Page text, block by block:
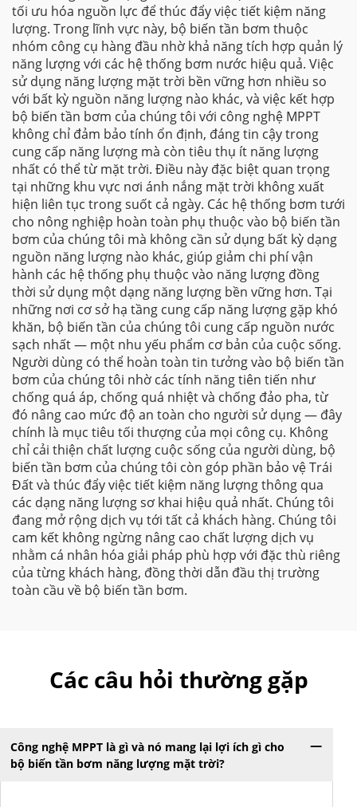
tối ưu hóa nguồn lực để thúc đẩy việc tiết kiệm năng
lượng. Trong lĩnh vực này, bộ biến tần bơm thuộc
nhóm công cụ hàng đầu nhờ khả năng tích hợp quản lý
năng lượng với các hệ thống bơm nước hiệu quả. Việc
sử dụng năng lượng mặt trời bền vững hơn nhiều so
với bất kỳ nguồn năng lượng nào khác, và việc kết hợp
bộ biến tần bơm của chúng tôi với công nghệ MPPT
không chỉ đảm bảo tính ổn định, đáng tin cậy trong
cung cấp năng lượng mà còn tiêu thụ ít năng lượng
nhất có thể từ mặt trời. Điều này đặc biệt quan trọng
tại những khu vực nơi ánh nắng mặt trời không xuất
hiện liên tục trong suốt cả ngày. Các hệ thống bơm tưới
cho nông nghiệp hoàn toàn phụ thuộc vào bộ biến tần
bơm của chúng tôi mà không cần sử dụng bất kỳ dạng
nguồn năng lượng nào khác, giúp giảm chi phí vận
hành các hệ thống phụ thuộc vào năng lượng đồng
thời sử dụng một dạng năng lượng bền vững hơn. Tại
những nơi cơ sở hạ tầng cung cấp năng lượng gặp khó
khăn, bộ biến tần của chúng tôi cung cấp nguồn nước
sạch nhất — một nhu yếu phẩm cơ bản của cuộc sống.
Người dùng có thể hoàn toàn tin tưởng vào bộ biến tần
bơm của chúng tôi nhờ các tính năng tiên tiến như
chống quá áp, chống quá nhiệt và chống đảo pha, từ
đó nâng cao mức độ an toàn cho người sử dụng — đây
chính là mục tiêu tối thượng của mọi công cụ. Không
chỉ cải thiện chất lượng cuộc sống của người dùng, bộ
biến tần bơm của chúng tôi còn góp phần bảo vệ Trái
Đất và thúc đẩy việc tiết kiệm năng lượng thông qua
các dạng năng lượng sơ khai hiệu quả nhất. Chúng tôi
đang mở rộng dịch vụ tới tất cả khách hàng. Chúng tôi
cam kết không ngừng nâng cao chất lượng dịch vụ
nhằm cá nhân hóa giải pháp phù hợp với đặc thù riêng
của từng khách hàng, đồng thời dẫn đầu thị trường
toàn cầu về bộ biến tần bơm.
Các câu hỏi thường gặp
Công nghệ MPPT là gì và nó mang lại lợi ích gì cho
bộ biến tần bơm năng lượng mặt trời?